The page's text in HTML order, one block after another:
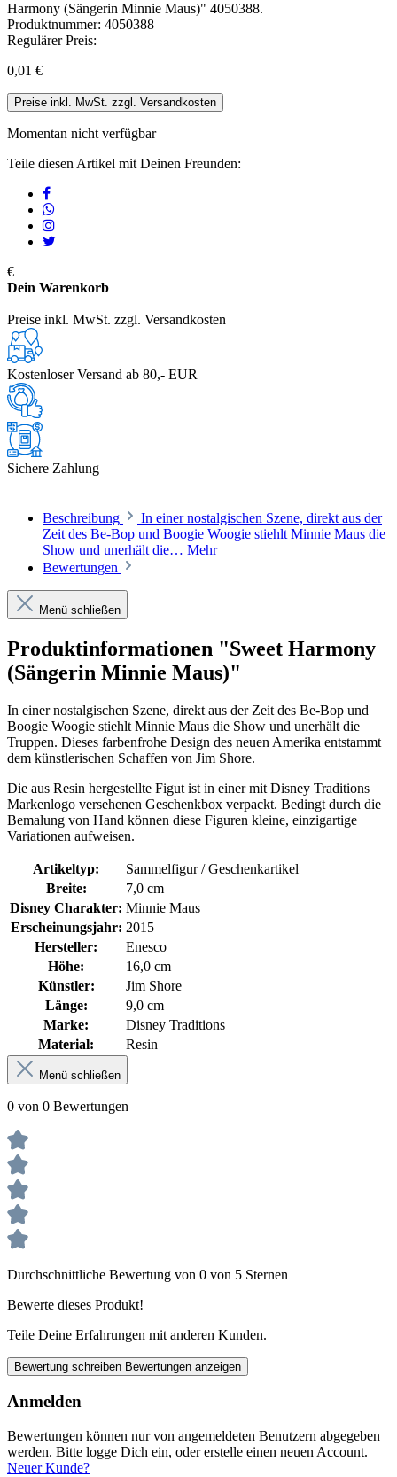
Produktnummer: 4050388
Regulärer Preis:
0,01 €
Preise inkl. MwSt. zzgl. Versandkosten
Momentan nicht verfügbar
Teile diesen Artikel mit Deinen Freunden:
€
Dein Warenkorb
Preise inkl. MwSt. zzgl. Versandkosten
Kostenloser Versand ab 80,- EUR
Sichere Zahlung
Beschreibung
In einer nostalgischen Szene, direkt aus der
Zeit des Be-Bop und Boogie Woogie stiehlt Minnie Maus die
Show und unerhält die… Mehr
Bewertungen
Menü schließen
Produktinformationen "Sweet Harmony
(Sängerin Minnie Maus)"
In einer nostalgischen Szene, direkt aus der Zeit des Be-Bop und
Boogie Woogie stiehlt Minnie Maus die Show und unerhält die
Truppen. Dieses farbenfrohe Design des neuen Amerika entstammt
dem künstlerischen Schaffen von Jim Shore.
Die aus Resin hergestellte Figut ist in einer mit Disney Traditions
Markenlogo versehenen Geschenkbox verpackt. Bedingt durch die
Bemalung von Hand können diese Figuren kleine, einzigartige
Variationen aufweisen.
Artikeltyp:
Sammelfigur / Geschenkartikel
Breite:
7,0 cm
Disney Charakter: Minnie Maus
Erscheinungsjahr: 2015
Hersteller:
Enesco
Höhe:
16,0 cm
Künstler:
Jim Shore
Länge:
9,0 cm
Marke:
Disney Traditions
Material:
Resin
Menü schließen
0 von 0 Bewertungen
Durchschnittliche Bewertung von 0 von 5 Sternen
Bewerte dieses Produkt!
Teile Deine Erfahrungen mit anderen Kunden.
Bewertung schreiben Bewertungen anzeigen
Anmelden
Bewertungen können nur von angemeldeten Benutzern abgegeben
werden. Bitte logge Dich ein, oder erstelle einen neuen Account.
Neuer Kunde?